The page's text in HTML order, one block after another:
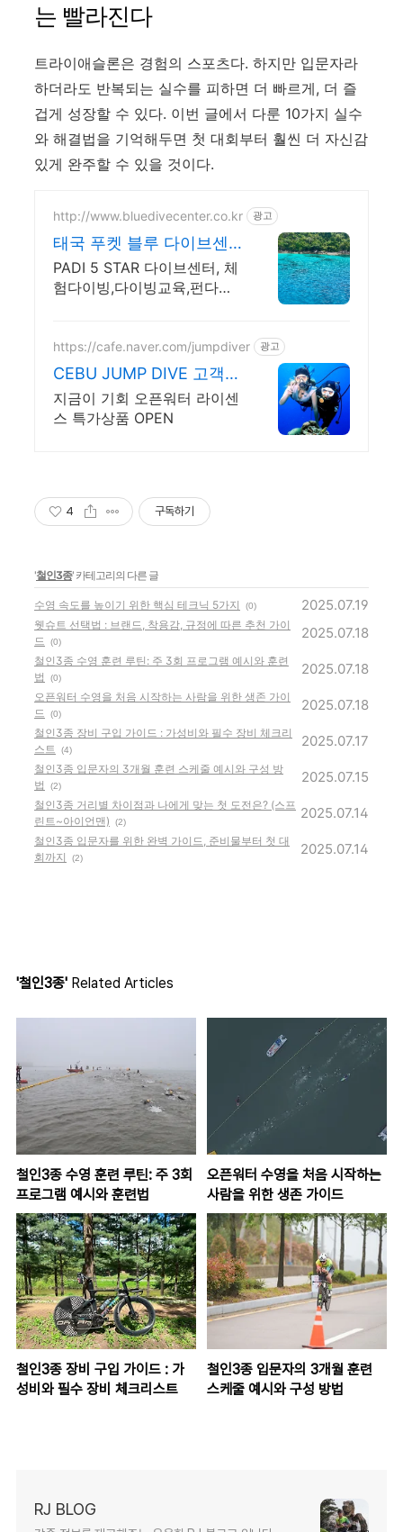
는 빨라진다
트라이애슬론은 경험의 스포츠다. 하지만 입문자라
하더라도 반복되는 실수를 피하면 더 빠르게, 더 즐
겁게 성장할 수 있다. 이번 글에서 다룬 10가지 실수
와 해결법을 기억해두면 첫 대회부터 훨씬 더 자신감
있게 완주할 수 있을 것이다.
http://www.bluedivecenter.co.kr 광고
태국 푸켓 블루 다이브센
터
PADI 5 STAR 다이브센터, 체
험다이빙,다이빙교육,펀다이
https://cafe.naver.com/jumpdiver 광고
CEBU JUMP DIVE 고객만
족도 최상위 확실케어
지금이 기회 오픈워터 라이센
스 특가상품 OPEN
4 구독하기
'철인3종' 카테고리의 다른 글
수영 속도를 높이기 위한 핵심 테크닉 5가지 (0) 2025.07.19
웻슈트 선택법 : 브랜드, 착용감, 규정에 따른 추천 가이
드
(0)
2025.07.18
철인3종 수영 훈련 루틴: 주 3회 프로그램 예시와 훈련
법
(0)
2025.07.18
오픈워터 수영을 처음 시작하는 사람을 위한 생존 가이
드
(0)
2025.07.18
철인3종 장비 구입 가이드 : 가성비와 필수 장비 체크리
스트
(4)
2025.07.17
철인3종 입문자의 3개월 훈련 스케줄 예시와 구성 방
법
(2)
2025.07.15
철인3종 거리별 차이점과 나에게 맞는 첫 도전은? (스프
린트~아이언맨)
(2)
2025.07.14
철인3종 입문자를 위한 완벽 가이드, 준비물부터 첫 대
회까지
(2)
2025.07.14
'철인3종' Related Articles
철인3종 수영 훈련 루틴: 주 3회
프로그램 예시와 훈련법
오픈워터 수영을 처음 시작하는
사람을 위한 생존 가이드
철인3종 장비 구입 가이드 : 가
성비와 필수 장비 체크리스트
철인3종 입문자의 3개월 훈련
스케줄 예시와 구성 방법
RJ BLOG